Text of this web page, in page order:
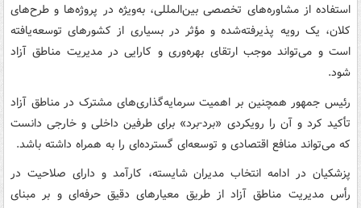
استفاده از مشاوره‌های تخصصی بین‌المللی، به‌ویژه در پروژه‌ها و طرح‌های
کلان، یک رویه پذیرفته‌شده و مؤثر در بسیاری از کشورهای توسعه‌یافته
است و می‌تواند موجب ارتقای بهره‌وری و کارایی در مدیریت مناطق آزاد
شود.
رئیس جمهور همچنین بر اهمیت سرمایه‌گذاری‌های مشترک در مناطق آزاد
تأکید کرد و آن را رویکردی «برد-برد» برای طرفین داخلی و خارجی دانست
که می‌تواند منافع اقتصادی و توسعه‌ای گسترده‌ای را به همراه داشته باشد.
پزشکیان در ادامه انتخاب مدیران شایسته، کارآمد و دارای صلاحیت در
رأس مدیریت مناطق آزاد از طریق معیارهای دقیق حرفه‌ای و بر مبنای